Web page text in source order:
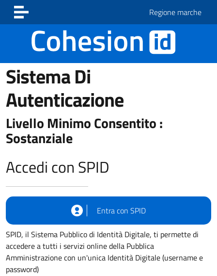
Vai ai contenuti
Vai al footer
Regione marche
Sistema Di
Autenticazione
Livello Minimo Consentito :
Sostanziale
Accedi con SPID
Entra con SPID
SPID, il Sistema Pubblico di Identità Digitale, ti permette di
accedere a tutti i servizi online della Pubblica
Amministrazione con un'unica Identità Digitale (username e
password)